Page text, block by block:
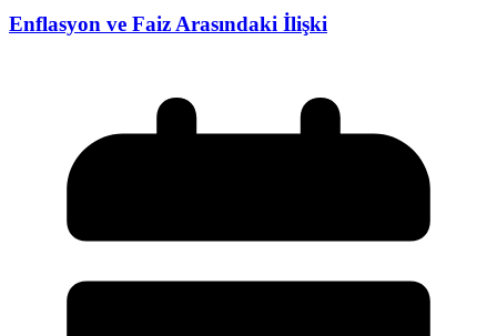
Enflasyon ve Faiz Arasındaki İlişki